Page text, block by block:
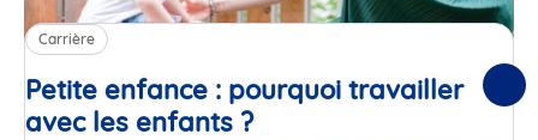
Carrière
Petite enfance : pourquoi travailler
avec les enfants ?Article